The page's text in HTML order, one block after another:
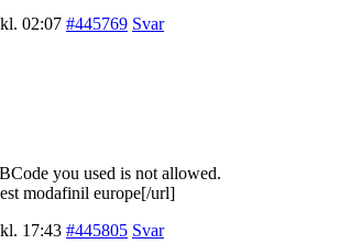
02:07 #445769 Svar
you used is not allowed.
modafinil europe[/url]
17:43 #445805 Svar